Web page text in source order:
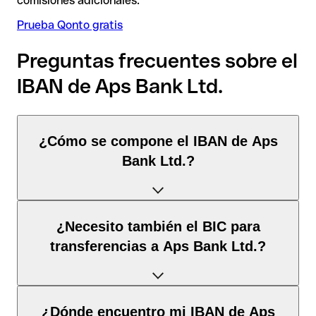
Prueba Qonto gratis
Preguntas frecuentes sobre el
IBAN de Aps Bank Ltd.
¿Cómo se compone el IBAN de Aps
Bank Ltd.?
compone detres elementos:
(posición 1–2): Malta identifica Malta
según la norma ISO 3166-1.
Dígitos de control(posición 3–4): Calculados mediante
¿Necesito también el BIC para
transferencias a Aps Bank Ltd.?
¿Dónde encuentro mi IBAN de Aps